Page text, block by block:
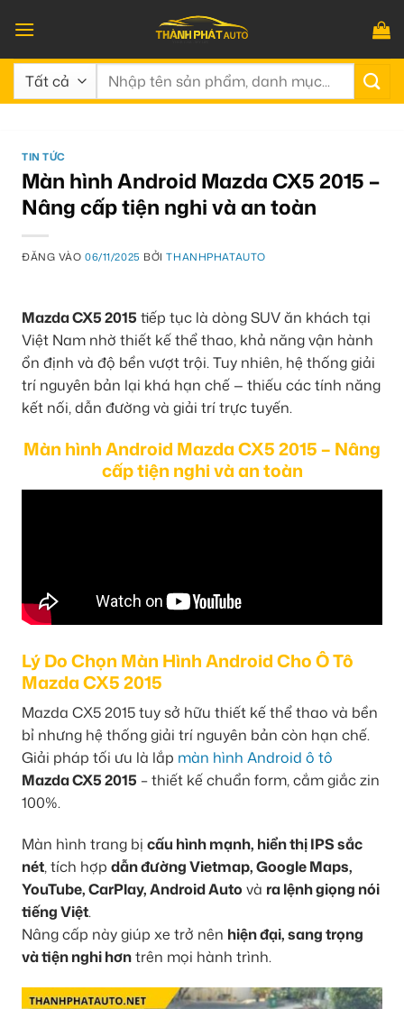
qua
nội
dung
Tìm
TIN TỨC
Màn hình Android Mazda CX5 2015 –
Nâng cấp tiện nghi và an toàn
ĐĂNG VÀO06/11/2025 BỞITHANHPHATAUTO
Mazda CX5 2015 tiếp tục là dòng SUV ăn khách tại
Việt Nam nhờ thiết kế thể thao, khả năng vận hành
ổn định và độ bền vượt trội. Tuy nhiên, hệ thống giải
trí nguyên bản lại khá hạn chế — thiếu các tính năng
kết nối, dẫn đường và giải trí trực tuyến.
Màn hình Android Mazda CX5 2015 – Nâng
cấp tiện nghi và an toàn
Lý Do Chọn Màn Hình Android Cho Ô Tô
Mazda CX5 2015
Mazda CX5 2015 tuy sở hữu thiết kế thể thao và bền
bỉ nhưng hệ thống giải trí nguyên bản còn hạn chế.
Giải pháp tối ưu là lắp màn hình Android ô tô
Mazda CX5 2015 – thiết kế chuẩn form, cắm giắc zin
100%.
Màn hình trang bị cấu hình mạnh, hiển thị IPS sắc
nét, tích hợp dẫn đường Vietmap, Google Maps,
YouTube, CarPlay, Android Auto và ra lệnh giọng nói
tiếng Việt.
Nâng cấp này giúp xe trở nên hiện đại, sang trọng
và tiện nghi hơntrên mọi hành trình.